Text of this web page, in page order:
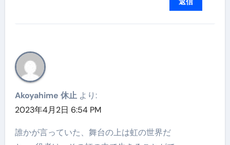
Akoyahime 休止 より:
2023年4月2日 6:54 PM
誰かが言っていた、舞台の上は虹の世界だ